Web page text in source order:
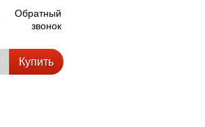
Обратный
звонок
Купить